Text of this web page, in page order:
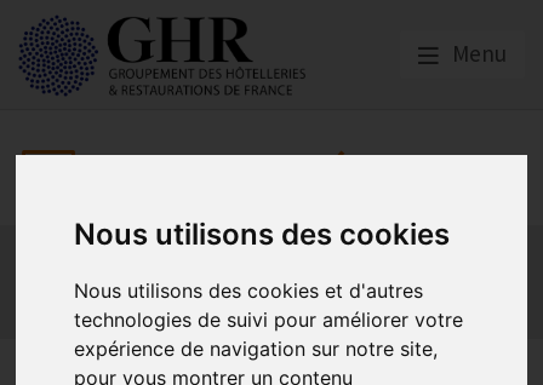
Nous utilisons des cookies
Nous utilisons des cookies et d'autres
technologies de suivi pour améliorer votre
expérience de navigation sur notre site,
pour vous montrer un contenu
Menu
Europe & Numérique
Actualités
Plateformes en ligne
Economie collaborative
Innovation et digitalisation
Mon Parc Num
Informatique Europe